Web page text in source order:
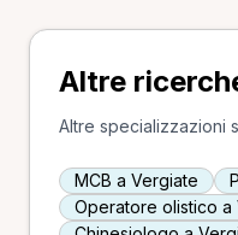
Altre
Altre specializzazioni
MCB a Vergiate
Operatore olistico a